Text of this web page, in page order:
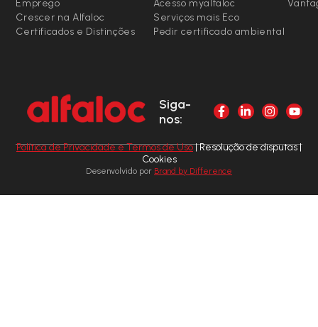
Emprego
Crescer na Alfaloc
Certificados e Distinções
Acesso myalfaloc
Serviços mais Eco
Pedir certificado ambiental
Siga-
nos:
Política de Privacidade e Termos de Uso| Resolução de disputas |
Cookies
Desenvolvido por Brand by Difference